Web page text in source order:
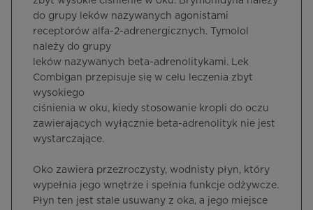
do grupy leków nazywanych agonistami
receptorów alfa-2-adrenergicznych. Tymolol
należy do grupy
leków nazywanych beta-adrenolitykami. Lek
Combigan przepisuje się w celu leczenia zbyt
wysokiego
ciśnienia w oku, kiedy stosowanie kropli do oczu
zawierających wyłącznie beta-adrenolityk nie jest
wystarczające.
Oko zawiera przezroczysty, wodnisty płyn, który
wypełnia jego wnętrze i spełnia funkcje odżywcze.
Płyn ten jest stale usuwany z oka, a jego miejsce